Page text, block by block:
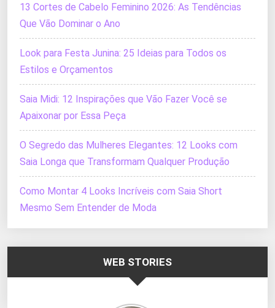
13 Cortes de Cabelo Feminino 2026: As Tendências
Que Vão Dominar o Ano
Look para Festa Junina: 25 Ideias para Todos os
Estilos e Orçamentos
Saia Midi: 12 Inspirações que Vão Fazer Você se
Apaixonar por Essa Peça
O Segredo das Mulheres Elegantes: 12 Looks com
Saia Longa que Transformam Qualquer Produção
Como Montar 4 Looks Incríveis com Saia Short
Mesmo Sem Entender de Moda
WEB STORIES